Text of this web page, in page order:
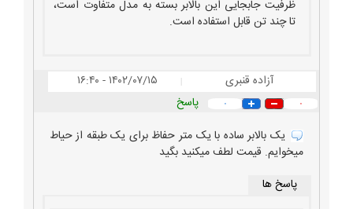
ظرفیت جابجایی این بالابر بسته به مدل متفاوت است،
تا چند تن قابل استفاده است.
آزاده قنبری ۱۴۰۲/۰۷/۱۵ - ۱۶:۴۰
۰ ۰
پاسخ
یک بالابر ساده با یک متر حفاظ برای یک طبقه از حیاط
میخوایم. قیمت لطف میکنید بگید
پاسخ ها